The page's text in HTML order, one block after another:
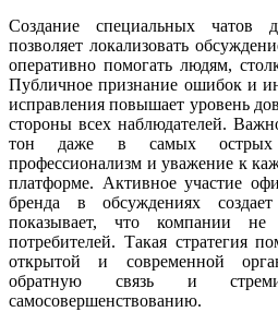
Создание специальных чатов
позволяет локализовать
оперативно помогать людям,
Публичное признание ошибок и
исправления повышает уровень
стороны всех наблюдателей.
тон даже в самых острых
профессионализм и уважение к
платформе. Активное участие
бренда в обсуждениях
показывает, что компании не
потребителей. Такая стратегия
открытой и современной
обратную связь и
самосовершенствованию.